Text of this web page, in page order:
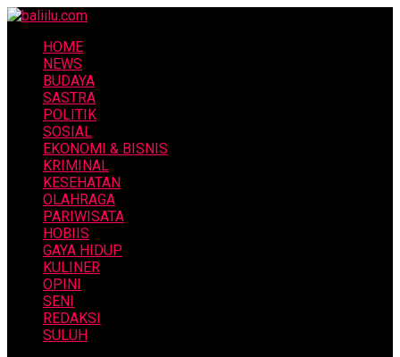
HOME
NEWS
BUDAYA
SASTRA
POLITIK
SOSIAL
EKONOMI & BISNIS
KRIMINAL
KESEHATAN
OLAHRAGA
PARIWISATA
HOBIIS
GAYA HIDUP
KULINER
OPINI
SENI
REDAKSI
SULUH